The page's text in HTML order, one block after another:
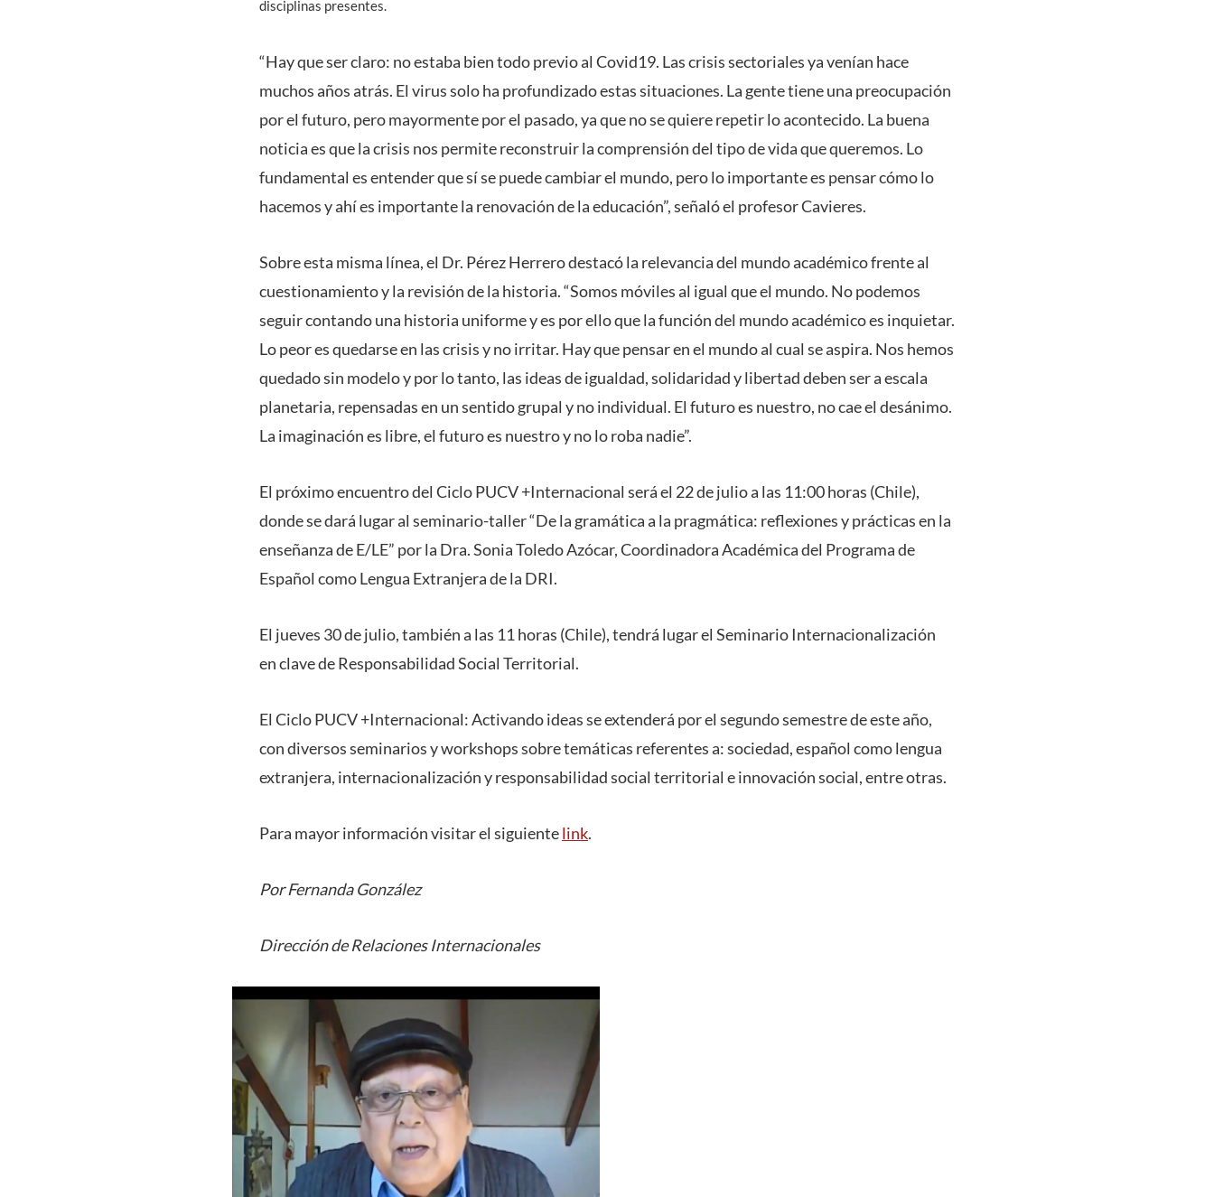
disciplinas presentes.
“Hay que ser claro: no estaba bien todo previo al Covid19. Las crisis sectoriales ya venían hace
muchos años atrás. El virus solo ha profundizado estas situaciones. La gente tiene una preocupación
por el futuro, pero mayormente por el pasado, ya que no se quiere repetir lo acontecido. La buena
noticia es que la crisis nos permite reconstruir la comprensión del tipo de vida que queremos. Lo
fundamental es entender que sí se puede cambiar el mundo, pero lo importante es pensar cómo lo
hacemos y ahí es importante la renovación de la educación”, señaló el profesor Cavieres.
Sobre esta misma línea, el Dr. Pérez Herrero destacó la relevancia del mundo académico frente al
cuestionamiento y la revisión de la historia. “Somos móviles al igual que el mundo. No podemos
seguir contando una historia uniforme y es por ello que la función del mundo académico es inquietar.
Lo peor es quedarse en las crisis y no irritar. Hay que pensar en el mundo al cual se aspira. Nos hemos
quedado sin modelo y por lo tanto, las ideas de igualdad, solidaridad y libertad deben ser a escala
planetaria, repensadas en un sentido grupal y no individual. El futuro es nuestro, no cae el desánimo.
La imaginación es libre, el futuro es nuestro y no lo roba nadie”.
El próximo encuentro del Ciclo PUCV +Internacional será el 22 de julio a las 11:00 horas (Chile),
donde se dará lugar al seminario-taller “De la gramática a la pragmática: reflexiones y prácticas en la
enseñanza de E/LE” por la Dra. Sonia Toledo Azócar, Coordinadora Académica del Programa de
Español como Lengua Extranjera de la DRI.
El jueves 30 de julio, también a las 11 horas (Chile), tendrá lugar el Seminario Internacionalización
en clave de Responsabilidad Social Territorial.
El Ciclo PUCV +Internacional: Activando ideas se extenderá por el segundo semestre de este año,
con diversos seminarios y workshops sobre temáticas referentes a: sociedad, español como lengua
extranjera, internacionalización y responsabilidad social territorial e innovación social, entre otras.
Para mayor información visitar el siguientelink.
Por Fernanda González
Dirección de Relaciones Internacionales